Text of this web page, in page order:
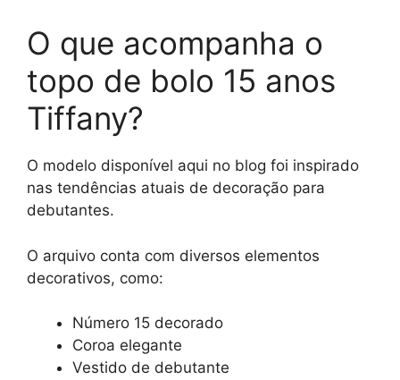
O que acompanha o
topo de bolo 15 anos
Tiffany?
O modelo disponível aqui no blog foi inspirado
nas tendências atuais de decoração para
debutantes.
O arquivo conta com diversos elementos
decorativos, como:
Número 15 decorado
Coroa elegante
Vestido de debutante